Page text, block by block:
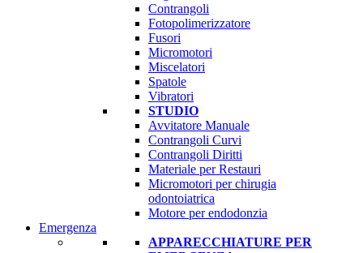
Contrangoli
Fotopolimerizzatore
Fusori
Micromotori
Miscelatori
Spatole
Vibratori
STUDIO
Avvitatore Manuale
Contrangoli Curvi
Contrangoli Diritti
Materiale per Restauri
Micromotori per chirugia
odontoiatrica
Motore per endodonzia
Emergenza
APPARECCHIATURE PER